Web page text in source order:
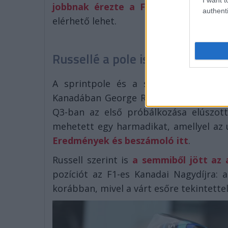
jobbnak érezte a Ferrarit, mint
elérhető lehet.
Russellé a pole is
A sprintpole és a sprintfutam
Kanadában George Russell: a
Q3-ban az első próbálkozása
mehetett egy harmadikat, amellyel
Eredmények és beszámoló itt.
Russell szerint is a semmiből jött az
pozíciót az F1-es Kanadai
korábban, mivel a várt esőre